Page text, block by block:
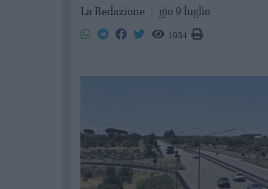
La Redazione gio 9 luglio
1934